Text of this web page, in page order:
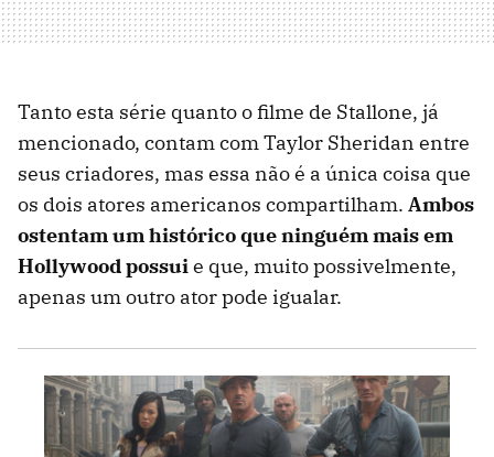
Tanto esta série quanto o filme de Stallone, já
mencionado, contam com Taylor Sheridan entre
seus criadores, mas essa não é a única coisa que
os dois atores americanos compartilham. Ambos
ostentam um histórico que ninguém mais em
Hollywood possuie que, muito possivelmente,
apenas um outro ator pode igualar.